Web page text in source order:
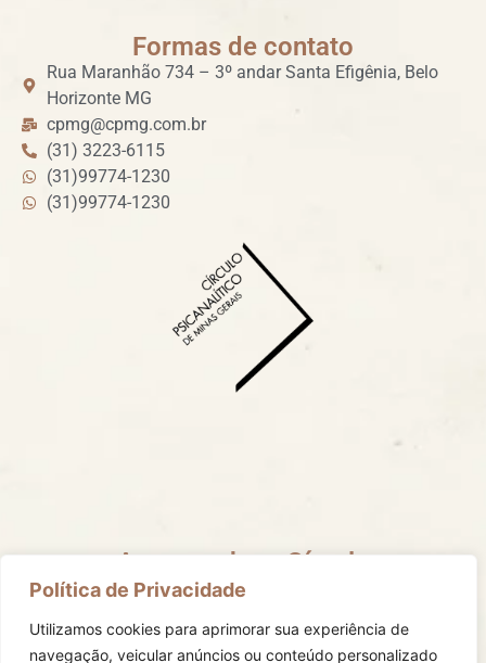
Política de Privacidade
Utilizamos cookies para aprimorar sua experiência de
navegação, veicular anúncios ou conteúdo personalizado
Formas de contato
Rua Maranhão 734 – 3º andar Santa Efigênia, Belo
Horizonte MG
cpmg@cpmg.com.br
(31) 3223-6115
(31)99774-1230
(31)99774-1230
Acompanhe o Círculo
Mantenha-se informado com todas as nossas redes